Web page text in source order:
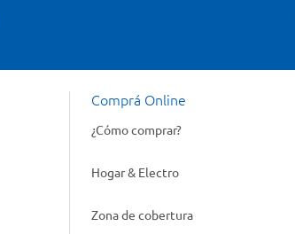
Comprá Online
¿Cómo comprar?
Hogar & Electro
Zona de cobertura